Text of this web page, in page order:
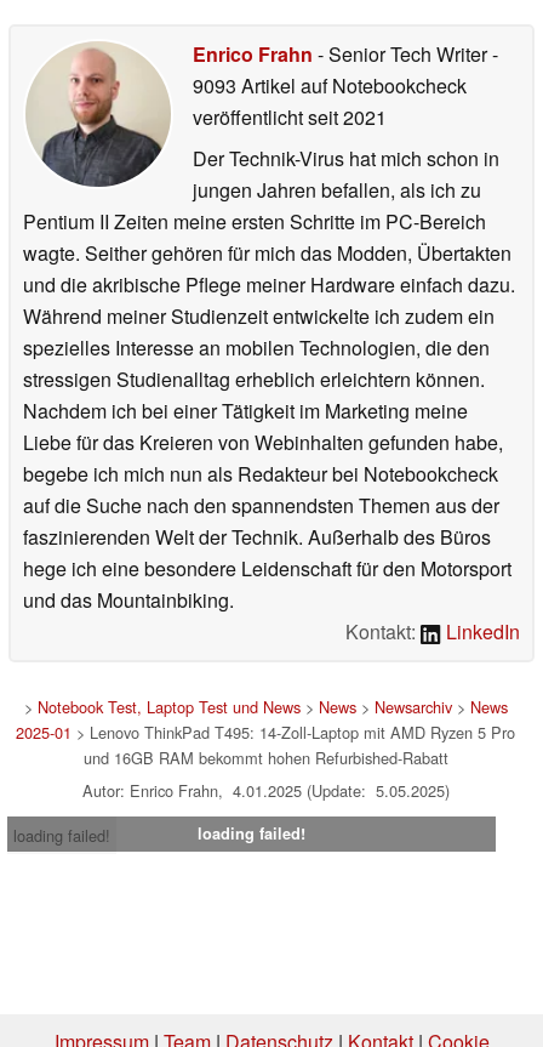
Enrico Frahn - Senior Tech Writer-
9093 Artikel auf Notebookcheck
veröffentlichtseit 2021
Der Technik-Virus hat mich schon in
jungen Jahren befallen, als ich zu
Pentium II Zeiten meine ersten Schritte im PC-Bereich
wagte. Seither gehören für mich das Modden, Übertakten
und die akribische Pflege meiner Hardware einfach dazu.
Während meiner Studienzeit entwickelte ich zudem ein
spezielles Interesse an mobilen Technologien, die den
stressigen Studienalltag erheblich erleichtern können.
Nachdem ich bei einer Tätigkeit im Marketing meine
Liebe für das Kreieren von Webinhalten gefunden habe,
begebe ich mich nun als Redakteur bei Notebookcheck
auf die Suche nach den spannendsten Themen aus der
faszinierenden Welt der Technik. Außerhalb des Büros
hege ich eine besondere Leidenschaft für den Motorsport
und das Mountainbiking.
Kontakt:
LinkedIn
> Notebook Test, Laptop Test und News> News> Newsarchiv> News
2025-01 > Lenovo ThinkPad T495: 14-Zoll-Laptop mit AMD Ryzen 5 Pro
und 16GB RAM bekommt hohen Refurbished-Rabatt
Autor: Enrico Frahn, 4.01.2025 (Update: 5.05.2025)
loading failed!
loading failed!
Impressum| Team| Datenschutz | Kontakt| Cookie